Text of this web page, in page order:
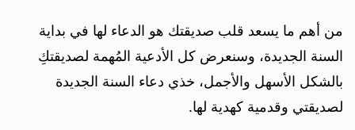
من أهم ما يسعد قلب صديقتك هو الدعاء لها في بداية
السنة الجديدة، وسنعرض كل الأدعية المُهمة لصديقتكِ
بالشكل الأسهل والأجمل، خذي دعاء السنة الجديدة
لصديقتي وقدمية كهدية لها.